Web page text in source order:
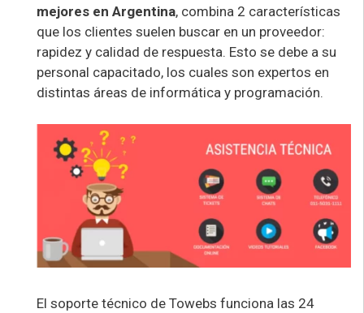
mejores en Argentina, combina 2 características
que los clientes suelen buscar en un proveedor:
rapidez y calidad de respuesta. Esto se debe a su
personal capacitado, los cuales son expertos en
distintas áreas de informática y programación.
El soporte técnico de Towebs funciona las 24